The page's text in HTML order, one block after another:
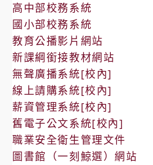
高中部校務系統
國小部校務系統
教育公播影片網站
新課綱銜接教材網站
無聲廣播系統[校內]
線上請購系統[校內]
薪資管理系統[校內]
舊電子公文系統[校內]
職業安全衛生管理文件
圖書館（一刻鯨選）網站